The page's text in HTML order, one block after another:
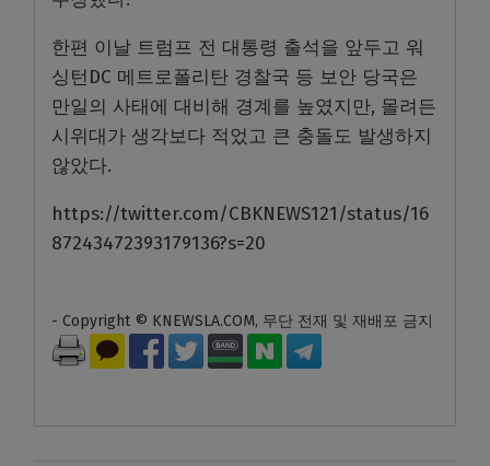
한편 이날 트럼프 전 대통령 출석을 앞두고 워
싱턴DC 메트로폴리탄 경찰국 등 보안 당국은
만일의 사태에 대비해 경계를 높였지만, 몰려든
시위대가 생각보다 적었고 큰 충돌도 발생하지
않았다.
https://twitter.com/CBKNEWS121/status/16
87243472393179136?s=20
- Copyright © KNEWSLA.COM, 무단 전재 및 재배포 금지